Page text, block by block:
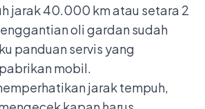
jarak 40.000 km atau setara 2
oli gardan sudah
panduan servis yang
mobil.
jarak tempuh,